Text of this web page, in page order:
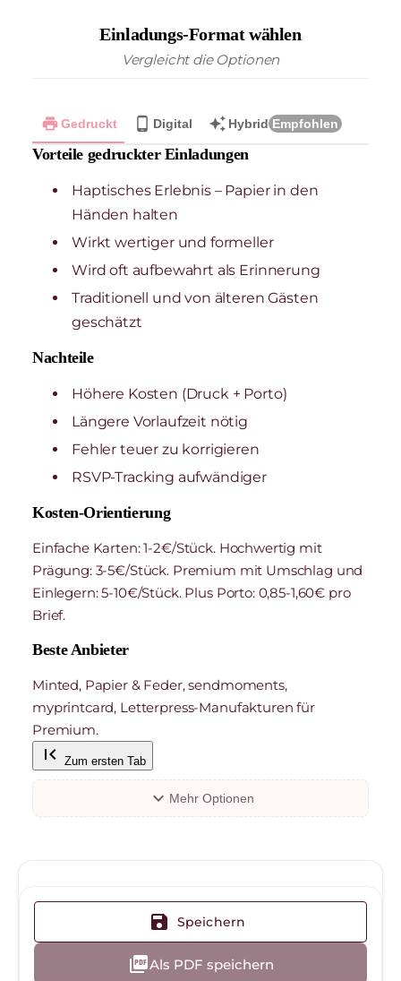
Einladungs-Format wählen
Vergleicht die Optionen
printGedruckt phone_android Digital auto_awesome Hybrid Empfohlen
Vorteile gedruckter Einladungen
Haptisches Erlebnis – Papier in den
Händen halten
Wirkt wertiger und formeller
Wird oft aufbewahrt als Erinnerung
Traditionell und von älteren Gästen
geschätzt
Nachteile
Höhere Kosten (Druck + Porto)
Längere Vorlaufzeit nötig
Fehler teuer zu korrigieren
RSVP-Tracking aufwändiger
Kosten-Orientierung
Einfache Karten: 1-2€/Stück. Hochwertig mit
Prägung: 3-5€/Stück. Premium mit Umschlag und
Einlegern: 5-10€/Stück. Plus Porto: 0,85-1,60€ pro
Brief.
Beste Anbieter
Minted, Papier & Feder, sendmoments,
myprintcard, Letterpress-Manufakturen für
Premium.
first_page Zum ersten Tab
expand_more Mehr Optionen
save Speichern
picture_as_pdfAls PDF speichern